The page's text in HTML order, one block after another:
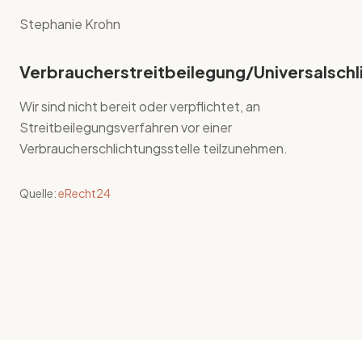
Stephanie Krohn
Verbraucherstreitbeilegung/
Wir sind nicht bereit oder verpflichtet, an
Streitbeilegungsverfahren vor einer
Verbraucherschlichtungsstelle teilzunehmen.
Quelle:eRecht24